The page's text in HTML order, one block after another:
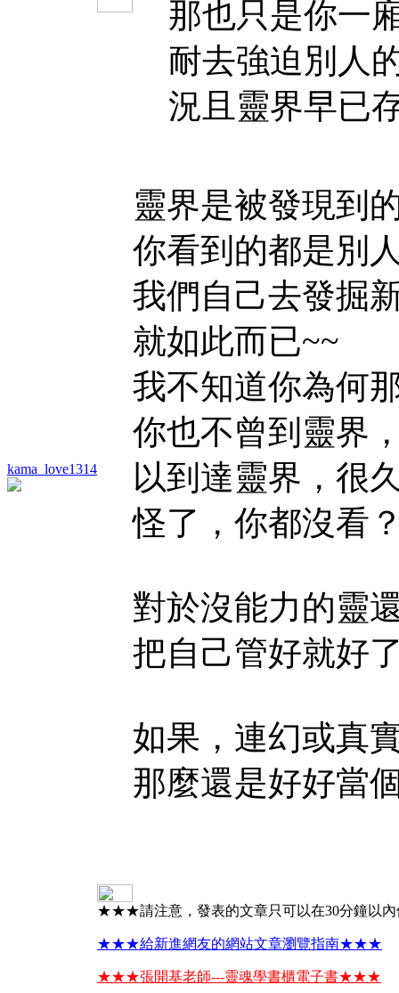
kama_love1314
那也只是你一
耐去強迫別人
況且靈界早已
靈界是被發現到
你看到的都是別
我們自己去發掘
就如此而已~~
我不知道你為何
你也不曾到靈界
以到達靈界，很
怪了，你都沒看
對於沒能力的靈
把自己管好就好
如果，連幻或真
那麼還是好好當
★★★請注意，發表的文章只可以在30分鐘以
★★★給新進網友的網站文章瀏覽指南★★★
★★★張開基老師---靈魂學書櫃電子書★★★